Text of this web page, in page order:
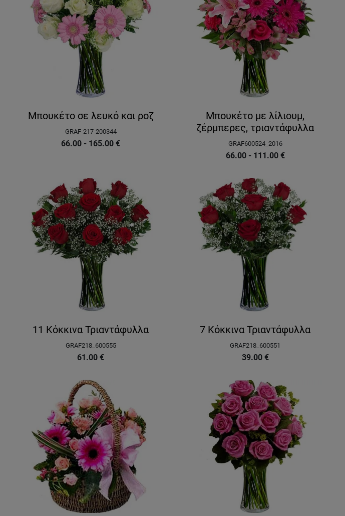
Μπουκέτο σε λευκό και ροζ
GRAF-217-200344
66.00 - 165.00€
Μπουκέτο με λίλιουμ,
ζέρμπερες, τριαντάφυλλα
GRAF600524_2016
66.00 - 111.00 €
11 Κόκκινα Τριαντάφυλλα
GRAF218_600555
61.00 €
7 Κόκκινα Τριαντάφυλλα
GRAF218_600551
39.00 €